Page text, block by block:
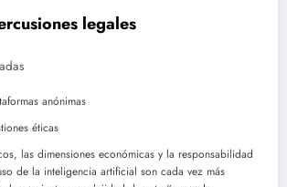
legales
anónimas
éticas
las dimensiones económicas y la responsabilidad
de la inteligencia artificial son cada vez más